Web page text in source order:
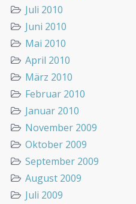
Juli 2010
Juni 2010
Mai 2010
April 2010
März 2010
Februar 2010
Januar 2010
November 2009
Oktober 2009
September 2009
August 2009
Juli 2009